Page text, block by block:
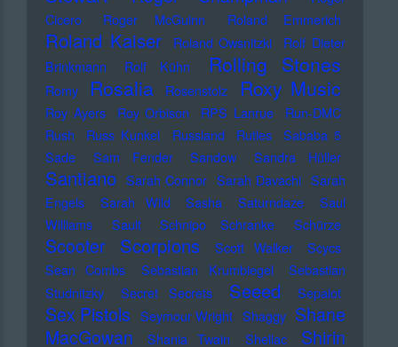
Cicero
Roger McGuinn Roland Emmerich
Roland Kaiser Roland Owsnitzki
Rolf Dieter
Brinkmann
Rolf Kühn Rolling Stones
Romy Rosalia Rosenstolz Roxy Music
Roy Ayers Roy Orbison RPS Lanrue
Run-DMC
Rush
Russ Kunkel Russland Rutles
Sababa 5
Sade
Sam Fender Sandow Sandra Hüller
Santiano Sarah Connor Sarah Davachi Sarah
Engels
Sarah Wild Sasha Saturndaze
Saul
Williams
Sault Schnipo Schranke Schürze
Scooter Scorpions Scott Walker
Scycs
Sean Combs
Sebastian Krumbiegel
Sebastian
Studnitzky
Secret Secrets Seeed Sepalot
Sex Pistols Seymour Wright Shaggy Shane
MacGowan
Shania Twain Shellac
Shirin